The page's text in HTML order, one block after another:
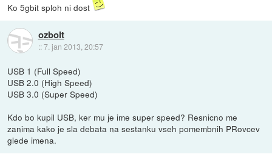
Ko 5gbit sploh ni dost
ozbolt
::7. jan 2013, 20:57
USB 1 (Full Speed)
USB 2.0 (High Speed)
USB 3.0 (Super Speed)
Kdo bo kupil USB, ker mu je ime super speed? Resnicno me
zanima kako je sla debata na sestanku vseh pomembnih PRovcev
glede imena.